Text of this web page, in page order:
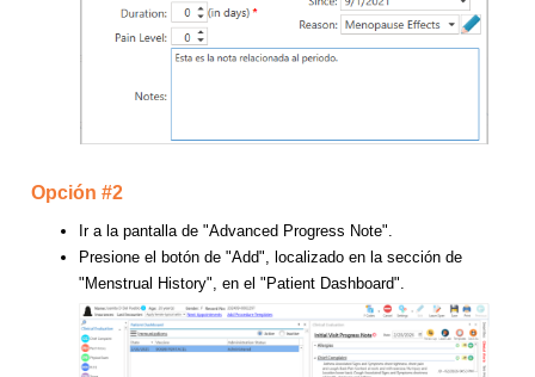
Opción #2
Ir a la pantalla de "Advanced Progress Note".
Presione el botón de "Add", localizado en la sección de
"Menstrual History", en el "Patient Dashboard".